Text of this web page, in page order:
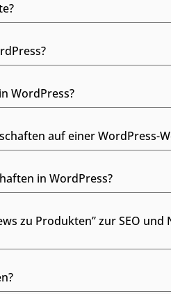
WordPress?
auf einer WordPress-
in WordPress?
zu Produkten” zur SEO